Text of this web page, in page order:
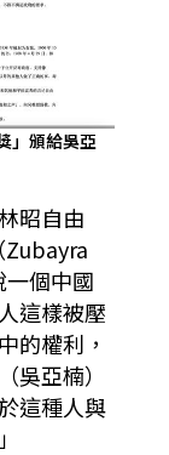
」頒給吳亞
昭自由
個中國
這樣被壓
的權利，
吳亞楠）
這種人與